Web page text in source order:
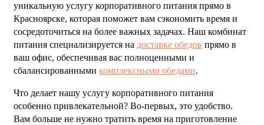
уникальную услугу корпоративного питания прямо в
Красноярске, которая поможет вам сэкономить время и
сосредоточиться на более важных задачах. Наш комбинат
питания специализируется на доставке обедов прямо в
ваш офис, обеспечивая вас полноценными и
сбалансированными комплексными обедами.
Что делает нашу услугу корпоративного питания
особенно привлекательной? Во-первых, это удобство.
Вам больше не нужно тратить время на приготовление